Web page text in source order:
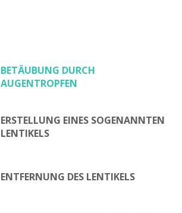
BETÄUBUNG DURCH
AUGENTROPFEN
ERSTELLUNG EINES SOGENANNTEN
LENTIKELS
ENTFERNUNG DES LENTIKELS